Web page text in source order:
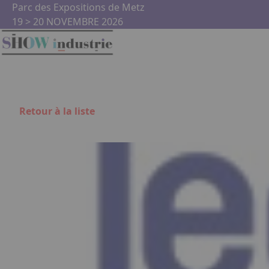
Aller au contenu principal
Parc des Expositions de Metz
19 > 20 NOVEMBRE 2026
Retour à la liste
Panneau de gestion des cookies